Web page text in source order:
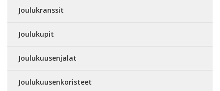
Joulukranssit
Joulukupit
Joulukuusenjalat
Joulukuusenkoristeet